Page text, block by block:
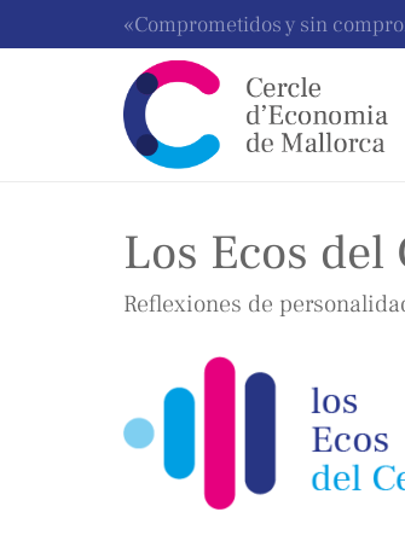
«Comprometidos y sin
Los Ecos del
Reflexiones de